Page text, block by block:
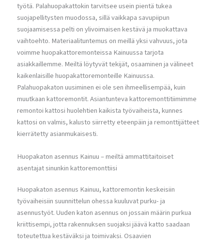
työtä. Palahuopakattokin tarvitsee usein pientä tukea
suojapellitysten muodossa, sillä vaikkapa savupiipun
suojaamisessa pelti on ylivoimaisen kestävä ja muokattava
vaihtoehto. Materiaalituntemus on meillä yksi vahvuus, jota
voimme huopakattoremonteissa Kainuussa tarjota
asiakkaillemme. Meiltä löytyvät tekijät, osaaminen ja välineet
kaikenlaisille huopakattoremonteille Kainuussa.
Palahuopakaton uusiminen ei ole sen ihmeellisempää, kuin
muutkaan kattoremontit. Asiantunteva kattoremonttitiimimme
remontoi kattosi huolehtien kaikista työvaiheista, kunnes
kattosi on valmis, kalusto siirretty eteenpäin ja remonttijätteet
kierrätetty asianmukaisesti.
Huopakaton asennus Kainuu – meiltä ammattitaitoiset
asentajat sinunkin kattoremonttiisi
Huopakaton asennus Kainuu, kattoremontin keskeisiin
työvaiheisiin suunnittelun ohessa kuuluvat purku- ja
asennustyöt. Uuden katon asennus on jossain määrin purkua
kriittisempi, jotta rakennuksen suojaksi jäävä katto saadaan
toteutettua kestäväksi ja toimivaksi. Osaavien